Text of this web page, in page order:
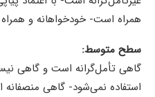
همراه است- خودخواهانه و
سطح متوسط:
گاهی تأمل‌گرانه‌ است و گاهی
استفاده نمی‌شود- گاهی